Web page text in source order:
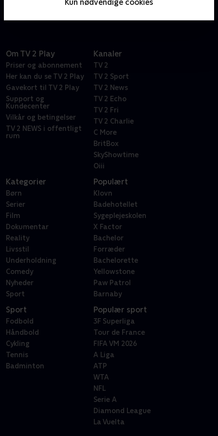
Kun nødvendige cookies
Om TV 2 Play
Priser og abonnement
Her kan du se TV 2 Play
Gavekort til TV 2 Play
Support og
Kundecenter
Vilkår og betingelser
TV 2 NEWS i offentligt
rum
Kanaler
TV 2
TV 2 Sport
TV 2 News
TV 2 Echo
TV 2 Fri
TV 2 Charlie
C More
BritBox
SkyShowtime
Oiii
Kategorier
Børn
Serier
Film
Dokumentar
Reality
Livsstil
Underholdning
Comedy
Nyheder
Sport
Populært
Klovn
Badehotellet
Sygeplejeskolen
X Factor
Bachelor
Forræder
Bachelorette
Yellowstone
Paw Patrol
Barnaby
Sport
Fodbold
Håndbold
Cykling
Tennis
Badminton
Populær sport
3F Superliga
Tour de France
FIFA VM 2026
A Liga
ATP
WTA
NFL
Serie A
Diamond League
La Vuelta